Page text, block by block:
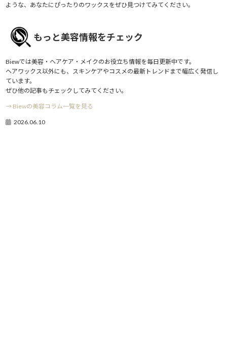
ような、あなたにぴったりのワックスをぜひ見つけてみてください。
もっと美容情報をチェック
Biewでは美容・ヘアケア・メイクのお役立ち情報を毎日更新中です。
ヘアワックス以外にも、スキンケアやコスメの最新トレンドまで幅広く発信し
ています。
ぜひ他の記事もチェックしてみてください。
→ Biewの美容コラム一覧を見る
2026.06.10